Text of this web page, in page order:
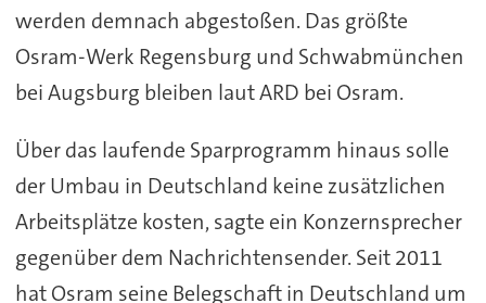
werden demnach abgestoßen. Das größte
Osram-Werk Regensburg und Schwabmünchen
bei Augsburg bleiben laut ARD bei Osram.
Über das laufende Sparprogramm hinaus solle
der Umbau in Deutschland keine zusätzlichen
Arbeitsplätze kosten, sagte ein Konzernsprecher
gegenüber dem Nachrichtensender. Seit 2011
hat Osram seine Belegschaft in Deutschland um